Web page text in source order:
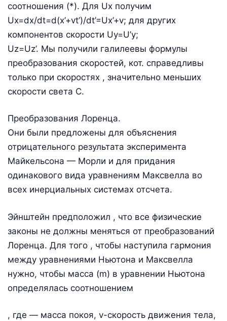
соотношения (*). Для Ux получим
Ux=dx/dt=d(x’+vt’)/dt’=Ux’+v; для других
компонентов скорости Uy=U’y;
Uz=Uz’. Мы получили галилеевы формулы
преобразования скоростей, кот. справедливы
только при скоростях , значительно меньших
скорости света С.
Преобразования Лоренца.
Они были предложены для объяснения
отрицательного результата эксперимента
Майкельсона — Морли и для придания
одинакового вида уравнениям Максвелла во
всех инерциальных системах отсчета.
Эйнштейн предположил , что все физические
законы не должны меняться от преобразований
Лоренца. Для того , чтобы наступила гармония
между уравнениями Ньютона и Максвелла
нужно, чтобы масса (m) в уравнении Ньютона
определялась соотношением
, где — масса покоя, v-скорость движения тела,